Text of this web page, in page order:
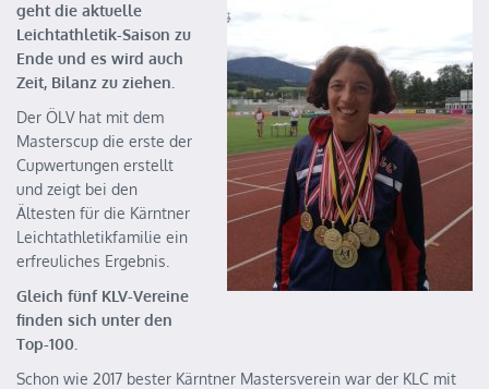
geht die aktuelle
Leichtathletik-Saison zu
Ende und es wird auch
Zeit, Bilanz zu ziehen.
Der ÖLV hat mit dem
Masterscup die erste der
Cupwertungen erstellt
und zeigt bei den
Ältesten für die Kärntner
Leichtathletikfamilie ein
erfreuliches Ergebnis.
Gleich fünf KLV-Vereine
finden sich unter den
Top-100.
Schon wie 2017 bester Kärntner Mastersverein war der KLC mit